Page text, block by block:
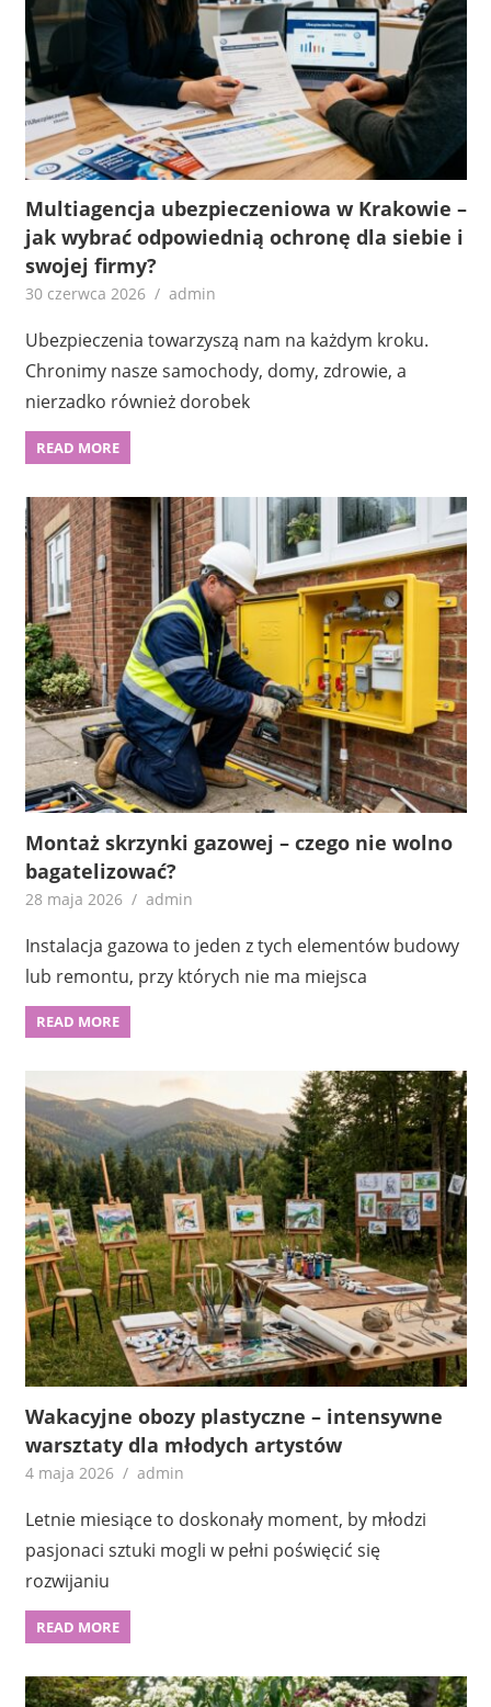
Multiagencja ubezpieczeniowa w Krakowie –
jak wybrać odpowiednią ochronę dla siebie i
swojej firmy?
30 czerwca 2026 admin
Ubezpieczenia towarzyszą nam na każdym kroku.
Chronimy nasze samochody, domy, zdrowie, a
nierzadko również dorobek
READ MORE
Montaż skrzynki gazowej – czego nie wolno
bagatelizować?
28 maja 2026 admin
Instalacja gazowa to jeden z tych elementów budowy
lub remontu, przy których nie ma miejsca
READ MORE
Wakacyjne obozy plastyczne – intensywne
warsztaty dla młodych artystów
4 maja 2026 admin
Letnie miesiące to doskonały moment, by młodzi
pasjonaci sztuki mogli w pełni poświęcić się
rozwijaniu
READ MORE